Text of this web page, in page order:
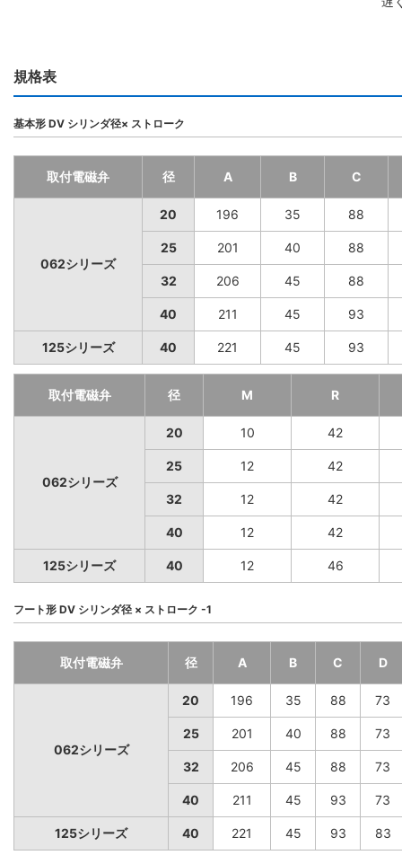
規格表
基本形 DV シリンダ径× ストローク
取付電磁弁 径 A B C
062シリーズ
20 196 35 88
25 201 40 88
32 206 45 88
40 211 45 93
125シリーズ 40 221 45 93
取付電磁弁 径 M R
062シリーズ
20 10 42
25 12 42
32 12 42
40 12 42
125シリーズ 40 12 46
フート形 DV シリンダ径 × ストローク -1
取付電磁弁 径 A B C D
062シリーズ
20 196 35 88 73
25 201 40 88 73
32 206 45 88 73
40 211 45 93 73
125シリーズ 40 221 45 93 83